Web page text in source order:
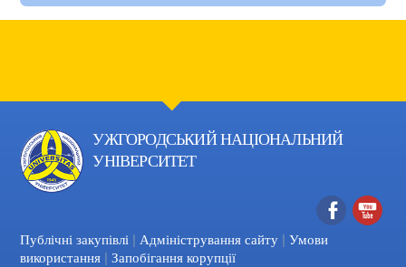
УЖГОРОДСЬКИЙ НАЦІОНАЛЬНИЙ
УНІВЕРСИТЕТ
Facebook
Публічні закупівлі | Адміністрування сайту | Умови
використання | Запобігання корупції